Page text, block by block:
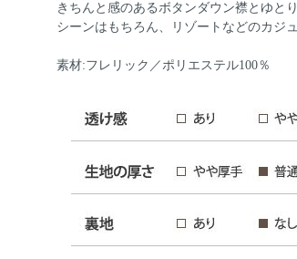
きちんと感のあるボタンダウン襟とゆと
シーンはもちろん、リゾートなどのカジ
素材:フレリック／ポリエステル100